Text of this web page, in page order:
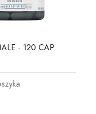
- 120 CAP.